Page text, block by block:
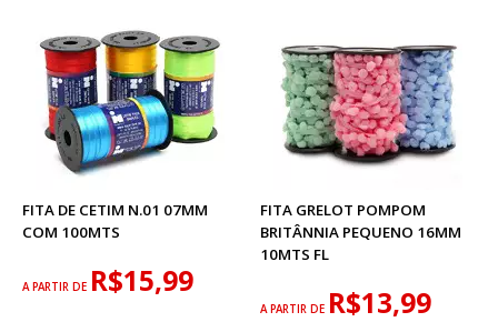
FITA DE CETIM N.01 07MM
COM 100MTS
A PARTIR DE R$15,99
FITA GRELOT POMPOM
BRITÂNNIA PEQUENO 16MM
10MTS FL
A PARTIR DE R$13,99